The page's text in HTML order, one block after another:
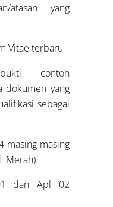
atasan yang
Vitae terbaru
bukti contoh
dokumen yang
sebagai
masing masing
Merah)
dan Apl 02